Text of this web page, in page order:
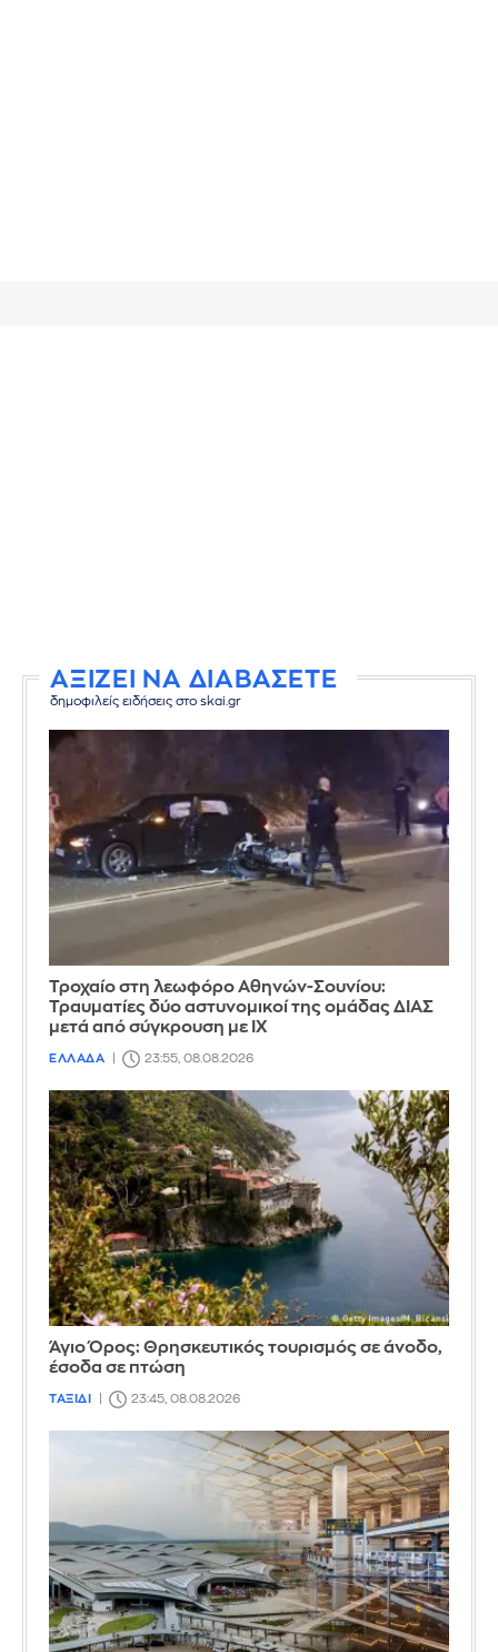
ΑΞΙΖΕΙ ΝΑ ΔΙΑΒΑΣΕΤΕ
δημοφιλείς ειδήσεις στο skai.gr
Τροχαίο στη λεωφόρο Αθηνών-Σουνίου:
Τραυματίες δύο αστυνομικοί της ομάδας ΔΙΑΣ
μετά από σύγκρουση με ΙΧ
ΕΛΛΑΔΑ 23:55, 08.08.2026
Άγιο Όρος: Θρησκευτικός τουρισμός σε άνοδο,
έσοδα σε πτώση
ΤΑΞΙΔΙ 23:45, 08.08.2026